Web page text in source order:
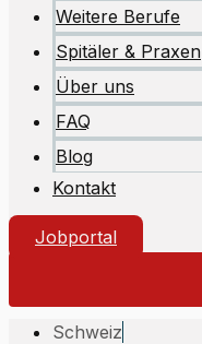
Weitere Berufe
Spitäler & Praxen
Über uns
FAQ
Blog
Kontakt
Jobportal
Schweiz